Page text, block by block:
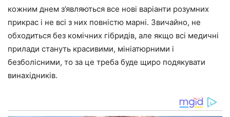
кожним днем з’являються все нові варіанти розумних
прикрас і не всі з них повністю марні. Звичайно, не
обходиться без комічних гібридів, але якщо всі медичні
прилади стануть красивими, мініатюрними і
безболісними, то за це треба буде щиро подякувати
винахідників.